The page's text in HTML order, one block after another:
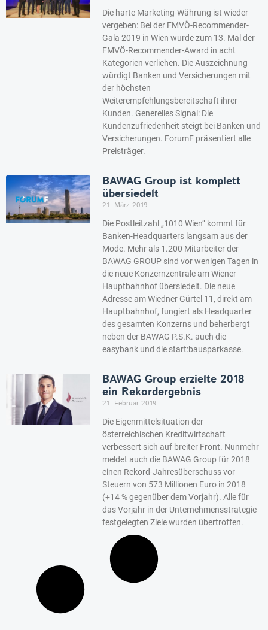
Die harte Marketing-Währung ist wieder
vergeben: Bei der FMVÖ-Recommender-
Gala 2019 in Wien wurde zum 13. Mal der
FMVÖ-Recommender-Award in acht
Kategorien verliehen. Die Auszeichnung
würdigt Banken und Versicherungen mit
der höchsten
Weiterempfehlungsbereitschaft ihrer
Kunden. Generelles Signal: Die
Kundenzufriedenheit steigt bei Banken und
Versicherungen. ForumF präsentiert alle
Preisträger.
BAWAG Group ist komplett
übersiedelt
21. März 2019
Die Postleitzahl „1010 Wien“ kommt für
Banken-Headquarters langsam aus der
Mode. Mehr als 1.200 Mitarbeiter der
BAWAG GROUP sind vor wenigen Tagen in
die neue Konzernzentrale am Wiener
Hauptbahnhof übersiedelt. Die neue
Adresse am Wiedner Gürtel 11, direkt am
Hauptbahnhof, fungiert als Headquarter
des gesamten Konzerns und beherbergt
neben der BAWAG P.S.K. auch die
easybank und die start:bausparkasse.
BAWAG Group erzielte 2018
ein Rekordergebnis
21. Februar 2019
Die Eigenmittelsituation der
österreichischen Kreditwirtschaft
verbessert sich auf breiter Front. Nunmehr
meldet auch die BAWAG Group für 2018
einen Rekord-Jahresüberschuss vor
Steuern von 573 Millionen Euro in 2018
(+14 % gegenüber dem Vorjahr). Alle für
das Vorjahr in der Unternehmensstrategie
festgelegten Ziele wurden übertroffen.